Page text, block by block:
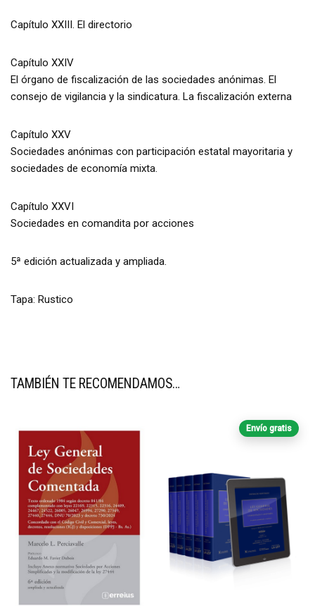
Capítulo XXIII. El directorio
Capítulo XXIV
El órgano de fiscalización de las sociedades anónimas. El
consejo de vigilancia y la sindicatura. La fiscalización externa
Capítulo XXV
Sociedades anónimas con participación estatal mayoritaria y
sociedades de economía mixta.
Capítulo XXVI
Sociedades en comandita por acciones
5ª edición actualizada y ampliada.
Tapa: Rustico
TAMBIÉN TE RECOMENDAMOS…
Envío gratis